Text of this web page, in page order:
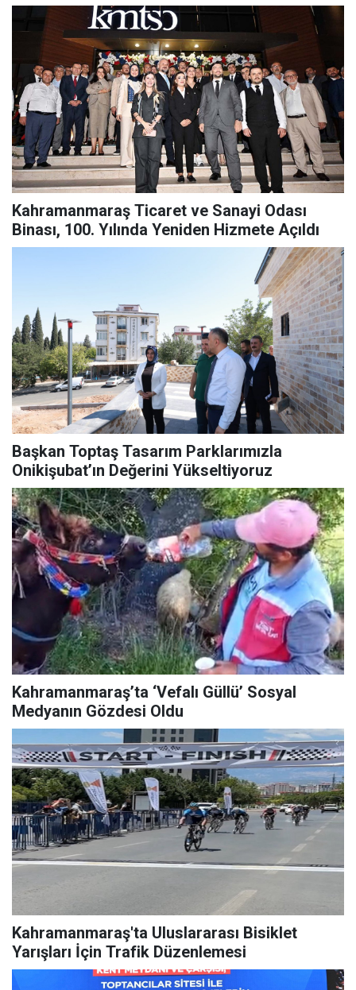
Kahramanmaraş Ticaret ve Sanayi Odası
Binası, 100. Yılında Yeniden Hizmete Açıldı
Başkan Toptaş Tasarım Parklarımızla
Onikişubat’ın Değerini Yükseltiyoruz
Kahramanmaraş’ta ‘Vefalı Güllü’ Sosyal
Medyanın Gözdesi Oldu
Kahramanmaraş'ta Uluslararası Bisiklet
Yarışları İçin Trafik Düzenlemesi